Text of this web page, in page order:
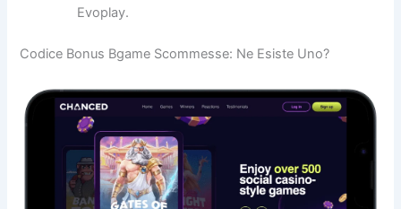
Evoplay.
Codice Bonus Bgame Scommesse: Ne Esiste Uno?